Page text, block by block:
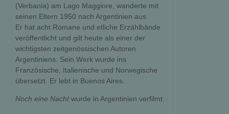
(Verbania) am Lago Maggiore, wanderte mit
seinen Eltern 1950 nach Argentinien aus.
Er hat acht Romane und etliche Erzählbände
veröffentlicht und gilt heute als einer der
wichtigsten zeitgenössischen Autoren
Argentiniens. Sein Werk wurde ins
Französische, Italienische und Norwegische
übersetzt. Er lebt in Buenos Aires.
Noch eine Nacht wurde in Argentinien verfilmt.